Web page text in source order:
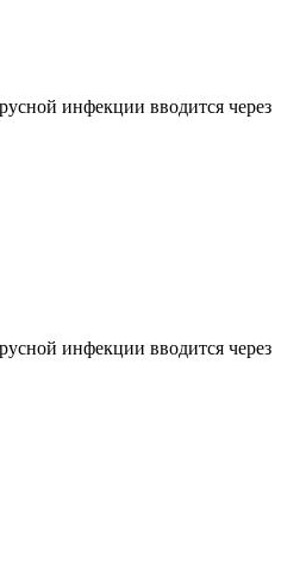
инфекции вводится через
инфекции вводится через